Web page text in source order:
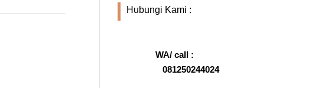
Hubungi Kami :
WA/ call :
081250244024